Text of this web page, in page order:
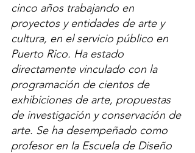
cinco años trabajando en
proyectos y entidades de arte y
cultura, en el servicio público en
Puerto Rico. Ha estado
directamente vinculado con la
programación de cientos de
exhibiciones de arte, propuestas
de investigación y conservación de
arte. Se ha desempeñado como
profesor en la Escuela de Diseño